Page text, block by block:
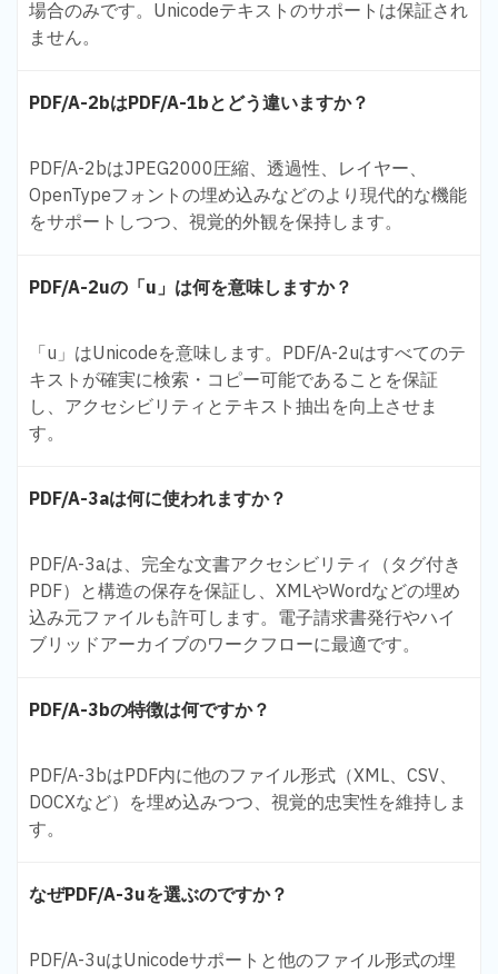
場合のみです。Unicodeテキストのサポートは保証され
ません。
PDF/A-2bはPDF/A-1bとどう違いますか？
PDF/A-2bはJPEG2000圧縮、透過性、レイヤー、
OpenTypeフォントの埋め込みなどのより現代的な機能
をサポートしつつ、視覚的外観を保持します。
PDF/A-2uの「u」は何を意味しますか？
「u」はUnicodeを意味します。PDF/A-2uはすべてのテ
キストが確実に検索・コピー可能であることを保証
し、アクセシビリティとテキスト抽出を向上させま
す。
PDF/A-3aは何に使われますか？
PDF/A-3aは、完全な文書アクセシビリティ（タグ付き
PDF）と構造の保存を保証し、XMLやWordなどの埋め
込み元ファイルも許可します。電子請求書発行やハイ
ブリッドアーカイブのワークフローに最適です。
PDF/A-3bの特徴は何ですか？
PDF/A-3bはPDF内に他のファイル形式（XML、CSV、
DOCXなど）を埋め込みつつ、視覚的忠実性を維持しま
す。
なぜPDF/A-3uを選ぶのですか？
PDF/A-3uはUnicodeサポートと他のファイル形式の埋